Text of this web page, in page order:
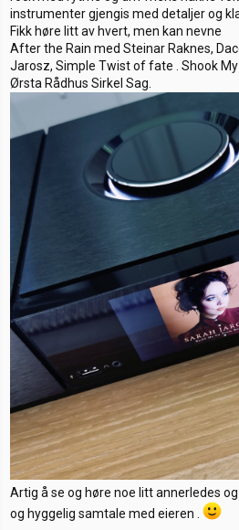
instrumenter gjengis med detaljer og
Fikk høre litt av hvert, men kan nevne
After the Rain med Steinar Raknes,
Jarosz, Simple Twist of fate . Shook
Ørsta Rådhus Sirkel Sag.
Artig å se og høre noe litt annerledes
og hyggelig samtale med eieren .